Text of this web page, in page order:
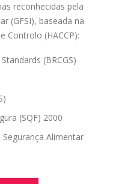
reconhecidas pela
(GFSI), baseada na
Controlo (HACCP):
(BRCGS)
(SQF) 2000
Alimentar